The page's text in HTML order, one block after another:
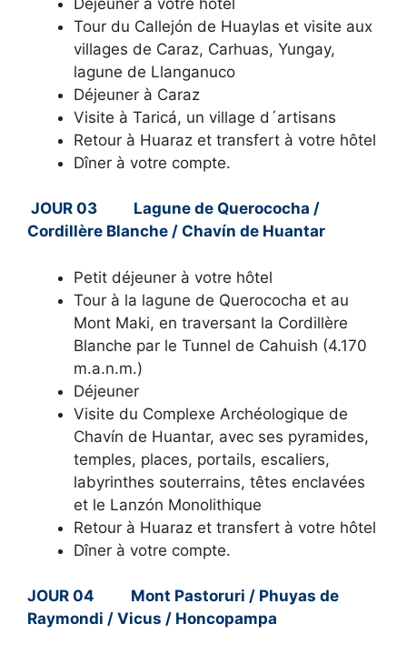
Tour du Callejón de Huaylas et visite aux
villages de Caraz, Carhuas, Yungay,
lagune de Llanganuco
Déjeuner à Caraz
Visite à Taricá, un village d´artisans
Retour à Huaraz et transfert à votre hôtel
Dîner à votre compte.
JOUR 03 Lagune de Querococha /
Cordillère Blanche / Chavín de Huantar
Petit déjeuner à votre hôtel
Tour à la lagune de Querococha et au
Mont Maki, en traversant la Cordillère
Blanche par le Tunnel de Cahuish (4.170
m.a.n.m.)
Déjeuner
Visite du Complexe Archéologique de
Chavín de Huantar, avec ses pyramides,
temples, places, portails, escaliers,
labyrinthes souterrains, têtes enclavées
et le Lanzón Monolithique
Retour à Huaraz et transfert à votre hôtel
Dîner à votre compte.
JOUR 04 Mont Pastoruri / Phuyas de
Raymondi / Vicus / Honcopampa